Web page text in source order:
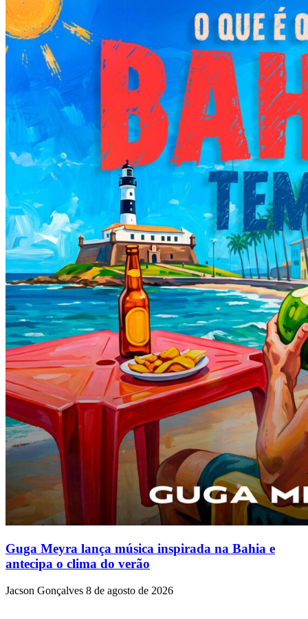
Guga Meyra lança música inspirada na Bahia e
antecipa o clima do verão
Jacson Gonçalves 8 de agosto de 2026